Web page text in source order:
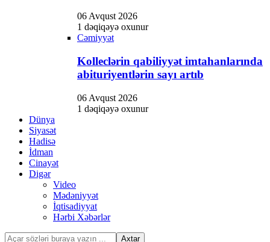
06 Avqust 2026
1 dəqiqəyə oxunur
Cəmiyyət
Kolleclərin qabiliyyət imtahanlarında
abituriyentlərin sayı artıb
06 Avqust 2026
1 dəqiqəyə oxunur
Dünya
Siyasət
Hadisə
İdman
Cinayət
Digər
Video
Mədəniyyət
İqtisadiyyat
Hərbi Xəbərlər